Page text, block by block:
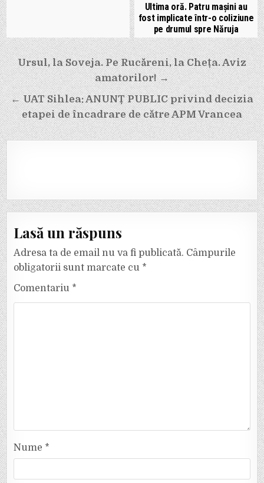
Ultima oră. Patru mașini au
fost implicate într-o coliziune
pe drumul spre Năruja
Navigare
în
articole
Ursul, la Soveja. Pe Rucăreni, la Cheța. Aviz
amatorilor! →
← UAT Sihlea: ANUNȚ PUBLIC privind decizia
etapei de încadrare de către APM Vrancea
Lasă un răspuns
Adresa ta de email nu va fi publicată. Câmpurile
obligatorii sunt marcate cu *
Comentariu *
Nume *